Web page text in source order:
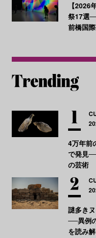
【2026
祭17選
前橋国
4万年前
で発見
の芸術
謎多き
──異例
を読み